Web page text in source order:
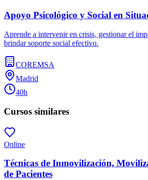
Apoyo Psicológico y Social en
Aprende a intervenir en crisis, gestionar el
brindar soporte social efectivo.
COREMSA
Madrid
40h
Cursos similares
Online
Técnicas de Inmovilización,
de Pacientes